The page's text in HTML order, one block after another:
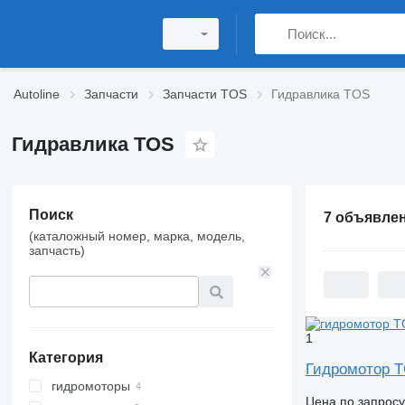
Autoline Запчасти Запчасти TOS Гидравлика TOS
Гидравлика TOS
Поиск
(каталожный номер, марка, модель,
запчасть)
Категория
гидромоторы
7
1
Гидромотор
Цена по запросу